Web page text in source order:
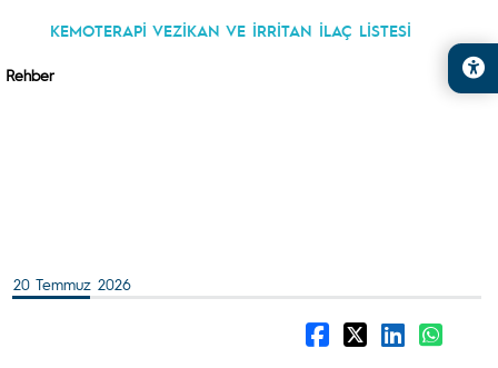
KEMOTERAPİ VEZİKAN VE İRRİTAN İLAÇ LİSTESİ
Rehber
20 Temmuz 2026